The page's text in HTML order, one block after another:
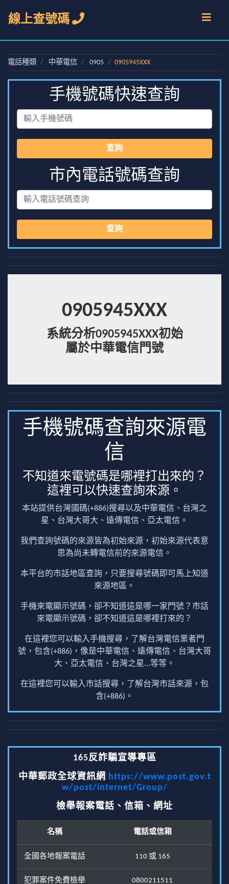
線上查號碼
電話種類 中華電信 0905 0905945XXX
手機號碼快速查詢
查詢
市內電話號碼查詢
查詢
0905945XXX
系統分析0905945XXX初始
屬於中華電信門號
手機號碼查詢來源電
信
不知道來電號碼是哪裡打出來的？
這裡可以快速查詢來源。
本站提供台灣國碼(+886)搜尋以及中華電信、台灣之
星、台灣大哥大、遠傳電信、亞太電信。
我們查詢號碼的來源皆為初始來源，初始來源代表意
思為尚未轉電信前的來源電信。
本平台的市話地區查詢，只要搜尋號碼即可馬上知道
來源地區。
手機來電顯示號碼，卻不知道這是哪一家門號？市話
來電顯示號碼，卻不知道這是哪裡打來的？
在這裡您可以輸入手機搜尋，了解台灣電信業者門
號，包含(+886)，像是中華電信、遠傳電信、台灣大哥
大、亞太電信、台灣之星...等等。
在這裡您可以輸入市話搜尋，了解台灣市話來源，包
含(+886)。
165反詐騙宣導專區
中華郵政全球資訊網 https://www.post.gov.t
w/post/internet/Group/
檢舉報案電話、信箱、網址
名稱 電話或信箱
全國各地報案電話 110 或 165
犯罪案件免費檢舉
0800211511